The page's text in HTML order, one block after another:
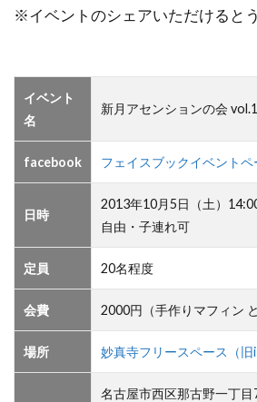
※イベントのシェアいただけると
イベント
名
新月アセンションの会
facebook フェイスブックイベント
日時
2013年10月5日（土）
自由・子連れ可
定員 20名程度
会費 2000円（手作りマフィン
場所 妙真寺フリースペース（旧
名古屋市西区那古野一丁